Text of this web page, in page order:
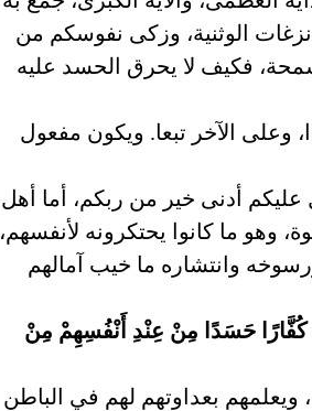
الوثنية، وزكى نفوسكم من
فكيف لا يحرق الحسد عليه
الآخر تبعا. ويكون مفعول
أدنى خير من ربكم، أما أهل
وهو ما كانوا يحتكرونه لأنفسهم،
وانتشاره ما خيب آمالهم
كُفَّارًا حَسَدًا مِنْ عِنْدِ أَنْفُسِهِمْ مِنْ
بعداوتهم لهم في الباطن